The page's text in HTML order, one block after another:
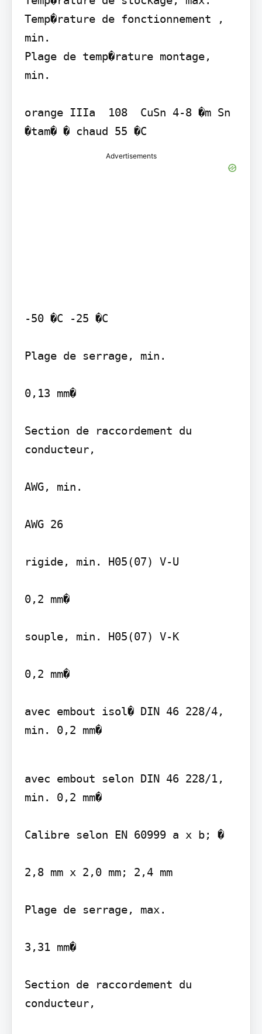
Temp�rature de fonctionnement ,
min.
Plage de temp�rature montage,
min.
orange IIIa  108  CuSn 4-8 �m Sn
�tam� � chaud 55 �C
Advertisements
-50 �C -25 �C
Plage de serrage, min.
0,13 mm�
Section de raccordement du
conducteur,
AWG, min.
AWG 26
rigide, min. H05(07) V-U
0,2 mm�
souple, min. H05(07) V-K
0,2 mm�
avec embout isol� DIN 46 228/4,
min. 0,2 mm�
avec embout selon DIN 46 228/1,
min. 0,2 mm�
Calibre selon EN 60999 a x b; �
2,8 mm x 2,0 mm; 2,4 mm
Plage de serrage, max.
3,31 mm�
Section de raccordement du
conducteur,